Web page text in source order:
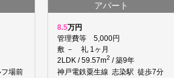
場前
アパート
8.5万円
管理費等 5,000円
敷 － 礼 1ヶ月
2LDK / 59.57m2 / 築9年
神戸電鉄粟生線 志染駅 徒歩7分